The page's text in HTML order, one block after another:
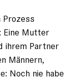
Prozess
Eine Mutter
ihrem Partner
Männern,
Noch nie habe